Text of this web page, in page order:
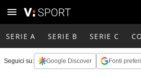
SERIE A SERIE B SERIE C
Seguici su: Google Discover Fonti